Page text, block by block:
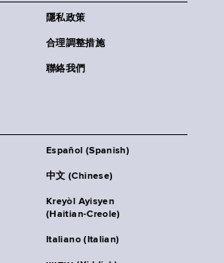
隱私政策
合理調整措施
聯絡我們
Español (Spanish)
中文 (Chinese)
Kreyòl Ayisyen
(Haitian-Creole)
Italiano (Italian)